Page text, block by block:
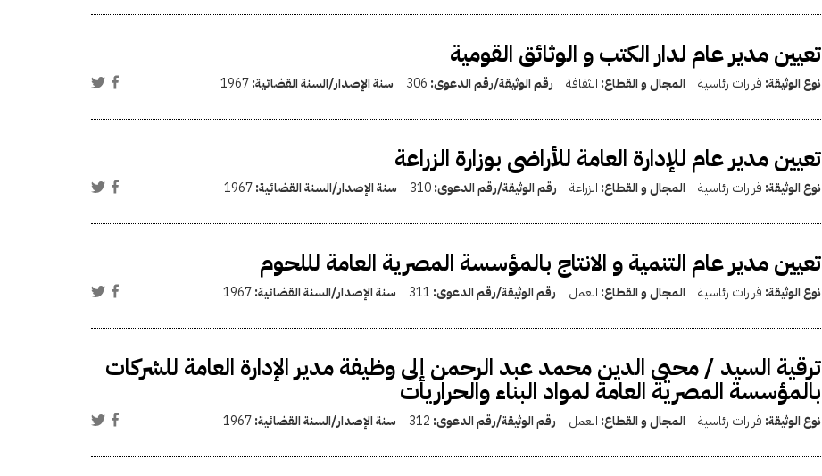
تعيين مدير عام لدار الكتب و الوثائق القومية
نوع الوثيقة: قرارات رئاسية المجال و القطاع: الثقافة رقم الوثيقة/رقم الدعوى: 306 سنة الإصدار/السنة القضائية:1967
تعيين مدير عام للإدارة العامة للأراضى بوزارة الزراعة
نوع الوثيقة: قرارات رئاسية المجال و القطاع: الزراعة رقم الوثيقة/رقم الدعوى:310 سنة الإصدار/السنة القضائية:1967
تعيين مدير عام التنمية و الانتاج بالمؤسسة المصرية العامة لللحوم
نوع الوثيقة: قرارات رئاسية المجال و القطاع: العمل رقم الوثيقة/رقم الدعوى: 311 سنة الإصدار/السنة القضائية:1967
ترقية السيد / محيى الدين محمد عبد الرحمن إلى وظيفة مدير الإدارة العامة للشركات
بالمؤسسة المصرية العامة لمواد البناء والحراريات
نوع الوثيقة: قرارات رئاسية المجال و القطاع: العمل رقم الوثيقة/رقم الدعوى: 312 سنة الإصدار/السنة القضائية:1967